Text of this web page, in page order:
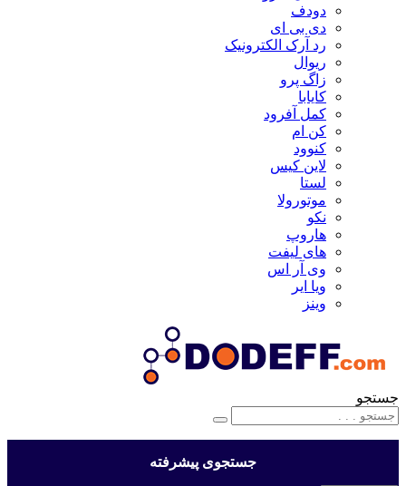
دودف
دی بی ای
رد آرک الکترونیک
ریوال
زاگ پرو
کایابا
کمل آفرود
کن ام
کنوود
لاین کیس
لستا
موتورولا
نکو
هاروپ
های لیفت
وی آر اس
ویا ایر
وینز
جستجو
جستجوی پیشرفته